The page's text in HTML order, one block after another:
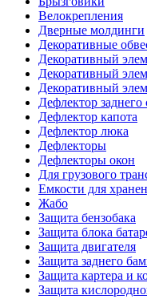
Велокрепления
Дверные молдинги
Декоративные
Декоративный
Декоративный
Декоративный
Дефлектор заднего
Дефлектор капота
Дефлектор люка
Дефлекторы
Дефлекторы окон
Для грузового
Емкости для
Жабо
Защита бензобака
Защита блока
Защита двигателя
Защита заднего
Защита картера и
Защита